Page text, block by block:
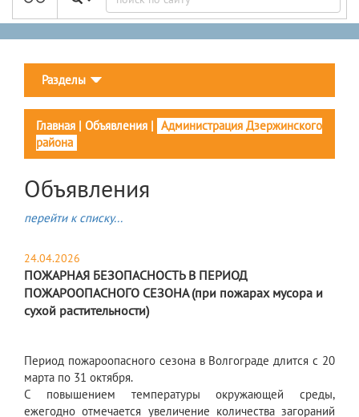
Разделы
Главная | Объявления | Администрация Дзержинского
района
Объявления
перейти к списку...
24.04.2026
ПОЖАРНАЯ БЕЗОПАСНОСТЬ В ПЕРИОД
ПОЖАРООПАСНОГО СЕЗОНА (при пожарах мусора и
сухой растительности)
Период пожароопасного сезона в Волгограде длится с 20
марта по 31 октября.
С повышением температуры окружающей среды,
ежегодно отмечается увеличение количества загораний